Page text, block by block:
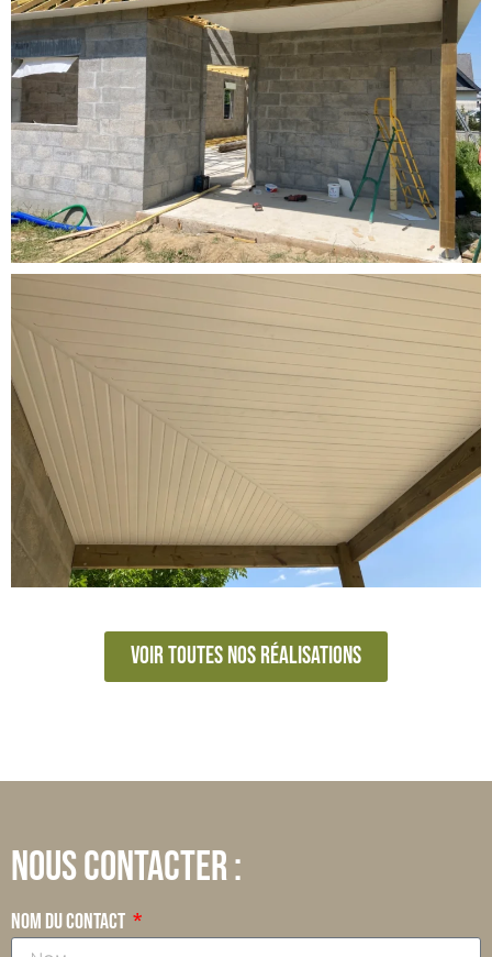
Voir toutes nos réalisations
Nous contacter :
Nom du contact